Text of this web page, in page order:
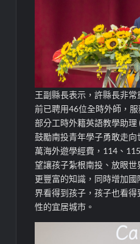
王副縣長表示，許縣長非
前已聘用46位全時外師，
部分工時外籍英語教學助理
鼓勵南投青年學子勇敢走
萬海外遊學經費，114、
望讓孩子紮根南投、放眼
更豐富的知識，同時增加
界看得到孩子，孩子也看
性的宜居城市。